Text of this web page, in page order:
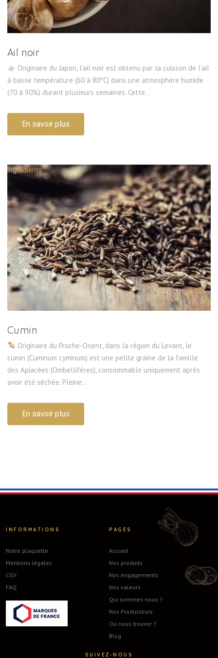
Ail noir
Originaire du Japon, l’ail noir est obtenu par la cuisson de l’ail
à basse température (60 à 80°C) dans une atmosphère humide
(70 à 90%) durant plusieurs semaines. Cette...
En savoir plus
Ingrédients
Cumin
Originaire du Proche-Orient, dans la région du Levant, le
cumin (Cuminum cyminum) est une petite graine de la famille
des Apiacées (Ombellifères), consommable uniquement après
avoir été séchée. Pleine...
En savoir plus
INFORMATIONS
Notre plaquette
Mentions légales
CGV
FAQ
PAGES
Accueil
Nos produits
Nos engagements
Nos valeurs
Qui sommes-nous ?
Nos Producteurs
Où nous trouver ?
Blog
SUIVEZ-NOUS